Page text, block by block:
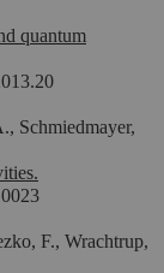
quantum
Schmiedmayer,
F., Wrachtrup,